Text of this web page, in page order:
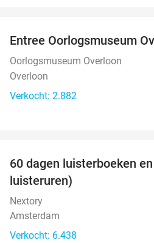
Entree Oorlogsmuseum
Oorlogsmuseum Overloon
Overloon
Verkocht: 2.882
60 dagen luisterboeken
luisteruren)
Nextory
Amsterdam
Verkocht: 6.438